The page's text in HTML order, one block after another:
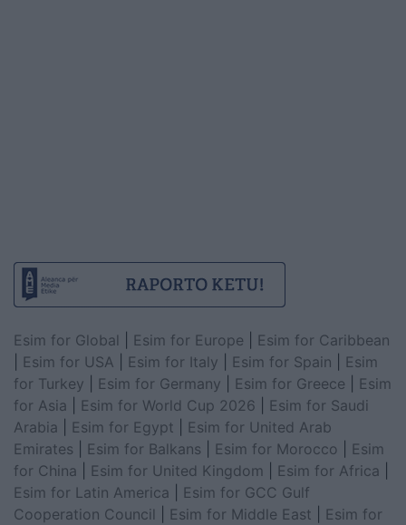
Esim for Global Esim for Europe
Esim for Caribbean
Esim for USA Esim for Italy Esim for Spain
Esim
for Turkey
Esim for Germany Esim for Greece
Esim
for Asia
Esim for World Cup 2026
Esim for Saudi
Arabia
Esim for Egypt
Esim for United Arab
Emirates
Esim for Balkans Esim for Morocco
Esim
for China
Esim for United Kingdom Esim for Africa
Esim for Latin America
Esim for GCC Gulf
Cooperation Council
Esim for Middle East
Esim for